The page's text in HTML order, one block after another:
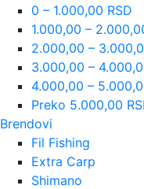
0 – 1.000,00 RSD
1.000,00 –
2.000,00 –
3.000,00 –
4.000,00 –
Preko 5.000,00
Brendovi
Fil Fishing
Extra Carp
Shimano